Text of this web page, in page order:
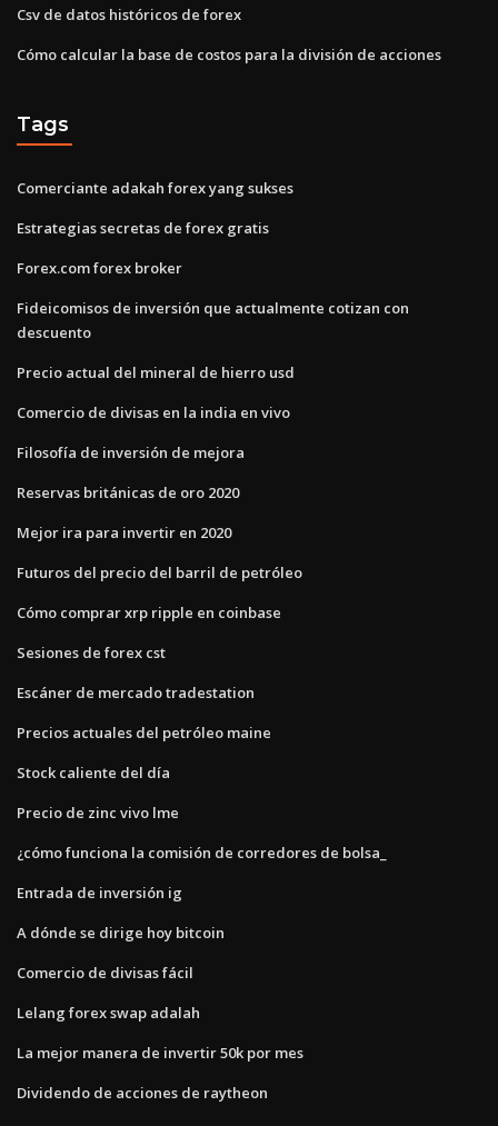
Csv de datos históricos de forex
Cómo calcular la base de costos para la división de acciones
Tags
Comerciante adakah forex yang sukses
Estrategias secretas de forex gratis
Forex.com forex broker
Fideicomisos de inversión que actualmente cotizan con
descuento
Precio actual del mineral de hierro usd
Comercio de divisas en la india en vivo
Filosofía de inversión de mejora
Reservas británicas de oro 2020
Mejor ira para invertir en 2020
Futuros del precio del barril de petróleo
Cómo comprar xrp ripple en coinbase
Sesiones de forex cst
Escáner de mercado tradestation
Precios actuales del petróleo maine
Stock caliente del día
Precio de zinc vivo lme
¿cómo funciona la comisión de corredores de bolsa_
Entrada de inversión ig
A dónde se dirige hoy bitcoin
Comercio de divisas fácil
Lelang forex swap adalah
La mejor manera de invertir 50k por mes
Dividendo de acciones de raytheon